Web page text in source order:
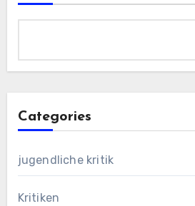
Categories
jugendliche kritik
Kritiken